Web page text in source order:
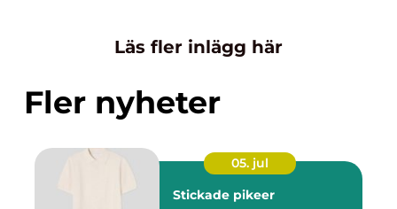
Läs fler inlägg här
Fler nyheter
05. jul
Stickade pikeer